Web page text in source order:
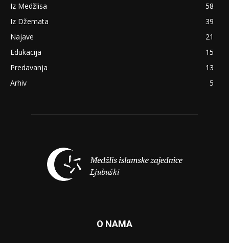
Iz Medžlisa
58
Iz Džemata
39
Najave
21
Edukacija
15
Predavanja
13
Arhiv
5
O NAMA